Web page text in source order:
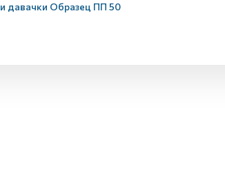
давачки Образец ПП 50